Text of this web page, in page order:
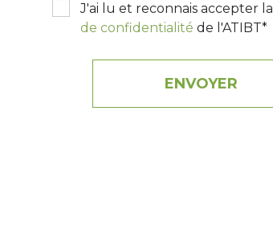
J'ai lu et reconnais accepter la
de confidentialité de l'ATIBT*
ENVOYER